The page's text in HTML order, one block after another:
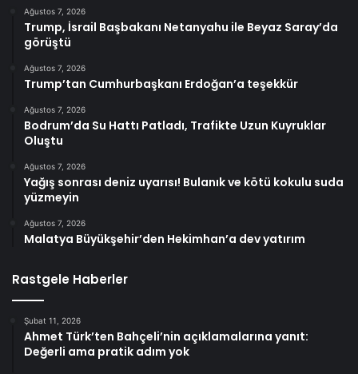
Ağustos 7, 2026
Trump, İsrail Başbakanı Netanyahu ile Beyaz Saray’da
görüştü
Ağustos 7, 2026
Trump’tan Cumhurbaşkanı Erdoğan’a teşekkür
Ağustos 7, 2026
Bodrum’da Su Hattı Patladı, Trafikte Uzun Kuyruklar
Oluştu
Ağustos 7, 2026
Yağış sonrası deniz uyarısı! Bulanık ve kötü kokulu suda
yüzmeyin
Ağustos 7, 2026
Malatya Büyükşehir’den Hekimhan’a dev yatırım
Rastgele Haberler
Şubat 11, 2026
Ahmet Türk’ten Bahçeli’nin açıklamalarına yanıt:
Değerli ama pratik adım yok